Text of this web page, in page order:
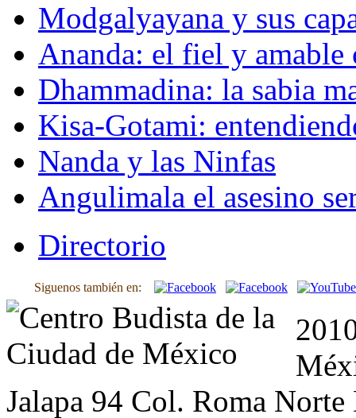
Modgalyayana y sus
Ananda: el fiel y amable
Dhammadina: la sabia
Kisa-Gotami:
Nanda y las Ninfas
Angulimala el asesino
Directorio
Siguenos también en:
Jalapa 94 Col. Roma